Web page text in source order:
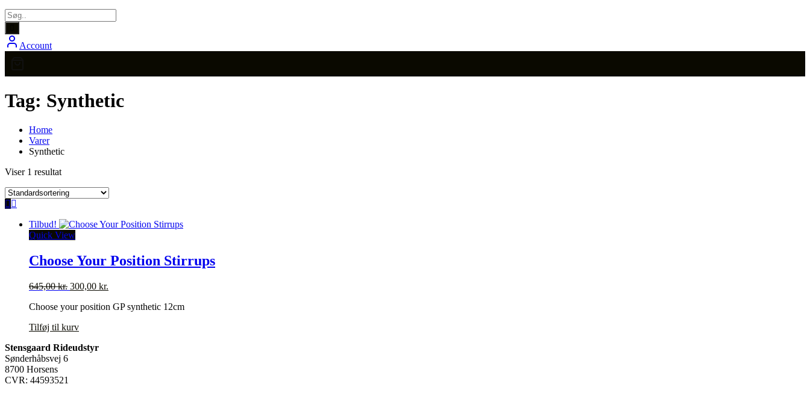
Account
Tag: Synthetic
Home
Varer
Synthetic
Viser 1 resultat
Tilbud!
Quick View
Choose Your Position Stirrups
645,00kr. Den
pris
645,00 kr..
300,00 kr.
pris
Choose your position GP synthetic 12cm
Tilføj til kurv
Stensgaard Rideudstyr
Sønderhåbsvej 6
8700 Horsens
CVR: 44593521